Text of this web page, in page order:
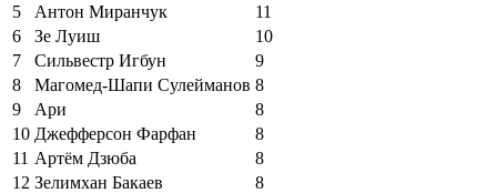
5
Антон Миранчук
11
6
Зе Луиш
10
7
Сильвестр Игбун
9
8
Магомед-Шапи Сулейманов 8
9
Ари
8
10 Джефферсон Фарфан
8
11 Артём Дзюба
8
12 Зелимхан Бакаев
8